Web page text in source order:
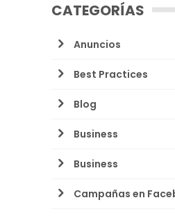
CATEGORÍAS
Anuncios
Best Practices
Blog
Business
Business
Campañas en